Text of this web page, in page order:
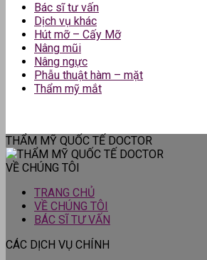
Bác sĩ tư vấn
Dịch vụ khác
Hút mỡ – Cấy Mỡ
Nâng mũi
Nâng ngực
Phẫu thuật hàm – mặt
Thẩm mỹ mắt
THẨM MỸ QUỐC TẾ DOCTOR
VỀ CHÚNG TÔI
TRANG CHỦ
VỀ CHÚNG TÔI
BÁC SĨ TƯ VẤN
CÁC DỊCH VỤ CHÍNH